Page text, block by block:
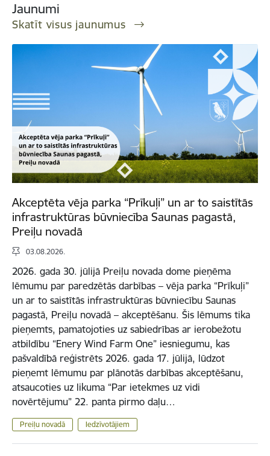
Jaunumi
Skatīt visus jaunumus
Akceptēta vēja parka “Prīkuļi” un ar to saistītās
infrastruktūras būvniecība Saunas pagastā,
Preiļu novadā
03.08.2026.
2026. gada 30. jūlijā Preiļu novada dome pieņēma
lēmumu par paredzētās darbības – vēja parka “Prīkuļi”
un ar to saistītās infrastruktūras būvniecību Saunas
pagastā, Preiļu novadā – akceptēšanu. Šis lēmums tika
pieņemts, pamatojoties uz sabiedrības ar ierobežotu
atbildību “Enery Wind Farm One” iesniegumu, kas
pašvaldībā reģistrēts 2026. gada 17. jūlijā, lūdzot
pieņemt lēmumu par plānotās darbības akceptēšanu,
atsaucoties uz likuma “Par ietekmes uz vidi
novērtējumu” 22. panta pirmo daļu…
Preiļu novadā Iedzīvotājiem